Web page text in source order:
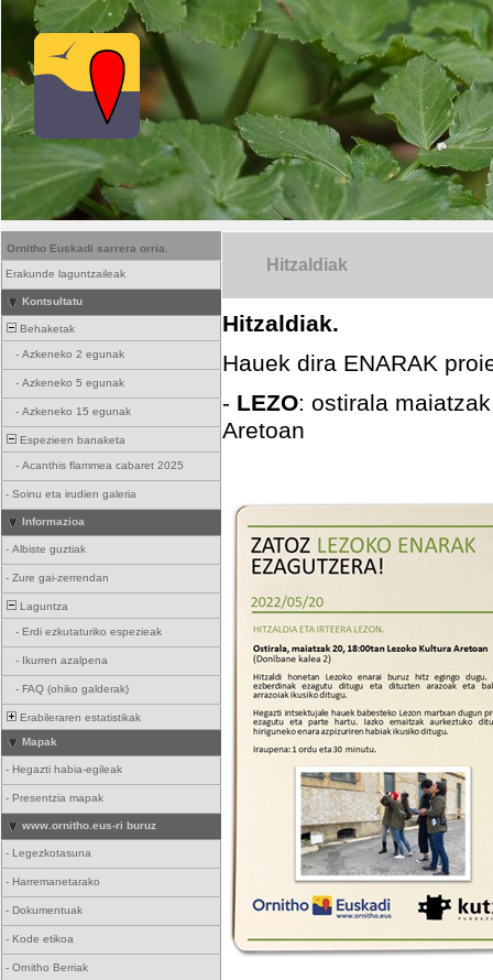
Ornitho Euskadi sarrera orria.
Erakunde laguntzaileak
Kontsultatu
Behaketak
- Azkeneko 2 egunak
- Azkeneko 5 egunak
- Azkeneko 15 egunak
Espezieen banaketa
- Acanthis flammea cabaret 2025
- Soinu eta irudien galeria
Informazioa
- Albiste guztiak
- Zure gai-zerrendan
Laguntza
- Erdi ezkutaturiko espezieak
- Ikurren azalpena
- FAQ (ohiko galderak)
Erabileraren estatistikak
Mapak
- Hegazti habia-egileak
- Presentzia mapak
www.ornitho.eus-ri buruz
- Legezkotasuna
- Harremanetarako
- Dokumentuak
- Kode etikoa
- Ornitho Berriak
Hitzaldiak
Hitzaldiak.
Hauek dira ENARAK
- LEZO: ostirala
Aretoan